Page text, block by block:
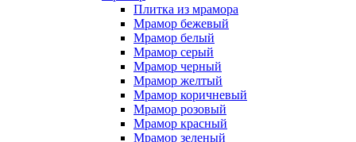
Плитка из мрамора
Мрамор бежевый
Мрамор белый
Мрамор серый
Мрамор черный
Мрамор желтый
Мрамор коричневый
Мрамор розовый
Мрамор красный
Мрамор зеленый